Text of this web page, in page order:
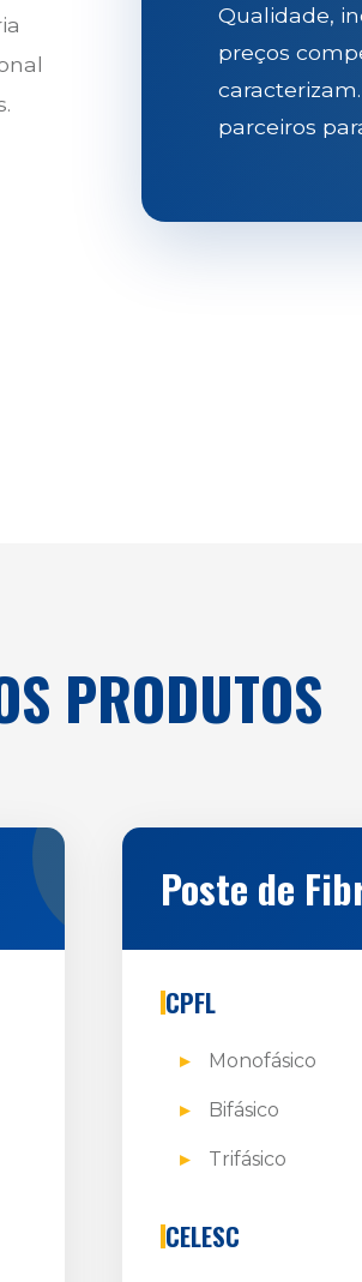
Qualidade,
preços
parceiros
PRODUTOS
Poste de
CPFL
Monofásico
Bifásico
Trifásico
CELESC